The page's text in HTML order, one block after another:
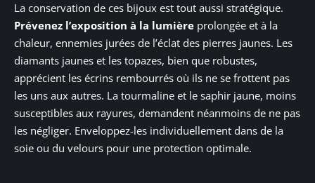
La conservation de ces bijoux est tout aussi stratégique.
Prévenez l’exposition à la lumière prolongée et à la
chaleur, ennemies jurées de l’éclat des pierres jaunes. Les
diamants jaunes et les topazes, bien que robustes,
apprécient les écrins rembourrés où ils ne se frottent pas
les uns aux autres. La tourmaline et le saphir jaune, moins
susceptibles aux rayures, demandent néanmoins de ne pas
les négliger. Enveloppez-les individuellement dans de la
soie ou du velours pour une protection optimale.